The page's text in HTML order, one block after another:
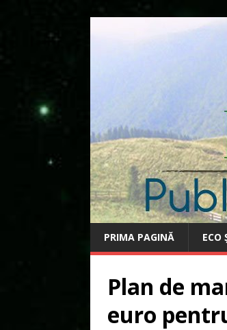
PRIMA PAGINĂ ECO
Plan de
euro